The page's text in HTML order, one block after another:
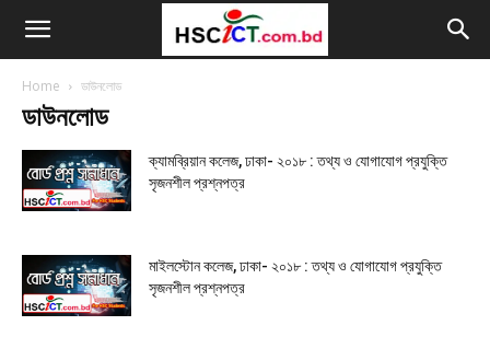
Home ডাউনলোড
ডাউনলোড
ক্যামব্রিয়ান কলেজ, ঢাকা- ২০১৮ : তথ্য ও যোগাযোগ প্রযুক্তি
সৃজনশীল প্রশ্নপত্র
মাইলস্টোন কলেজ, ঢাকা- ২০১৮ : তথ্য ও যোগাযোগ প্রযুক্তি
সৃজনশীল প্রশ্নপত্র